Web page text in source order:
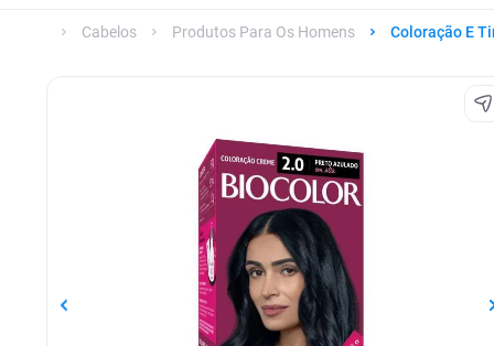
Cabelos Produtos Para Os Homens Coloração E